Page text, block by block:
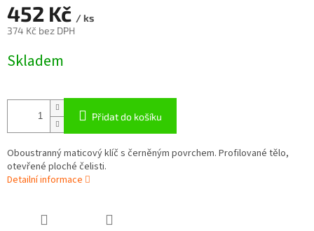
452 Kč / ks
374 Kč bez DPH
cena:
Skladem
Přidat do košíku
Oboustranný maticový klíč s černěným povrchem. Profilované tělo,
otevřené ploché čelisti.
Detailní informace